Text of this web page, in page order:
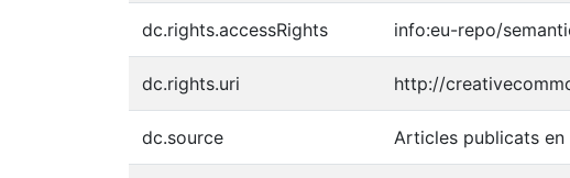
dc.rights.accessRights info:eu-repo/
dc.rights.uri http://
dc.source Articles publicats en